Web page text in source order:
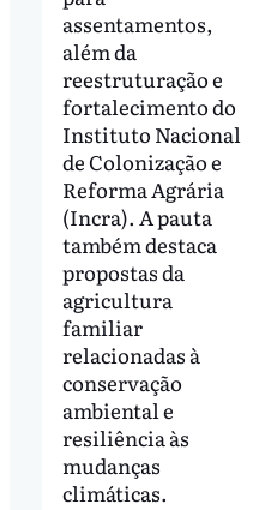
assentamentos,
além da
reestruturação e
fortalecimento do
Instituto Nacional
de Colonização e
Reforma Agrária
(Incra). A pauta
também destaca
propostas da
agricultura
familiar
relacionadas à
conservação
ambiental e
resiliência às
mudanças
climáticas.